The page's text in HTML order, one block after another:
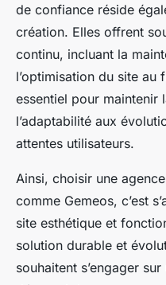
de confiance réside
création. Elles offrent
continu, incluant la
l’optimisation du site au
essentiel pour maintenir
l’adaptabilité aux
attentes utilisateurs.
Ainsi, choisir une
comme Gemeos, c’est
site esthétique et
solution durable et
souhaitent s’engager